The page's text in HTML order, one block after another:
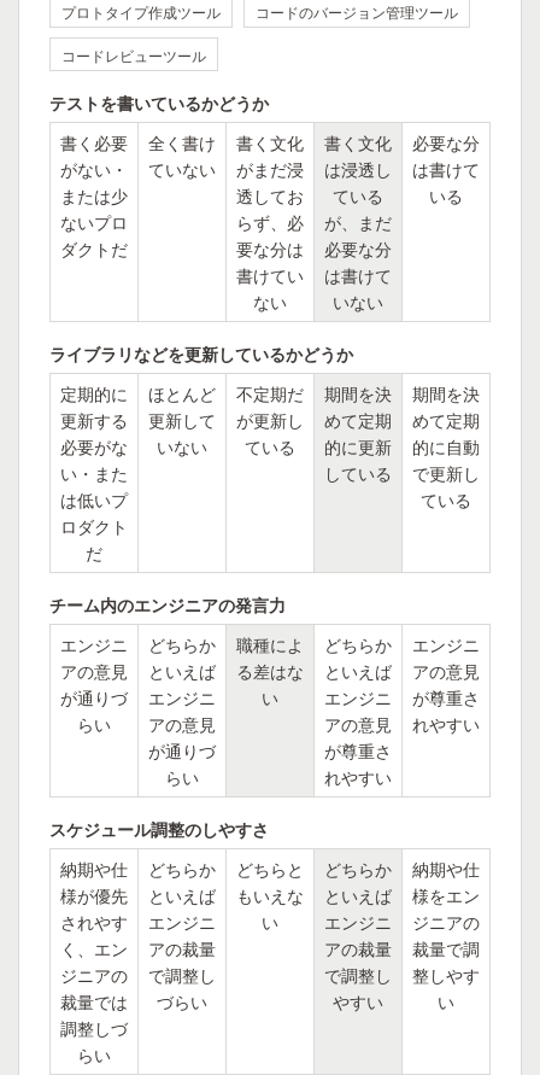
プロトタイプ作成ツール コードのバージョン管理ツール
コードレビューツール
テストを書いているかどうか
書く必要
がない・
または少
ないプロ
ダクトだ
全く書け
ていない
書く文化
がまだ浸
透してお
らず、必
要な分は
書けてい
ない
書く文化
は浸透し
ている
が、まだ
必要な分
は書けて
いない
必要な分
は書けて
いる
ライブラリなどを更新しているかどうか
定期的に
更新する
必要がな
い・また
は低いプ
ロダクト
だ
ほとんど
更新して
いない
不定期だ
が更新し
ている
期間を決
めて定期
的に更新
している
期間を決
めて定期
的に自動
で更新し
ている
チーム内のエンジニアの発言力
エンジニ
アの意見
が通りづ
らい
どちらか
といえば
エンジニ
アの意見
が通りづ
らい
職種によ
る差はな
い
どちらか
といえば
エンジニ
アの意見
が尊重さ
れやすい
エンジニ
アの意見
が尊重さ
れやすい
スケジュール調整のしやすさ
納期や仕
様が優先
されやす
く、エン
ジニアの
裁量では
調整しづ
らい
どちらか
といえば
エンジニ
アの裁量
で調整し
づらい
どちらと
もいえな
い
どちらか
といえば
エンジニ
アの裁量
で調整し
やすい
納期や仕
様をエン
ジニアの
裁量で調
整しやす
い